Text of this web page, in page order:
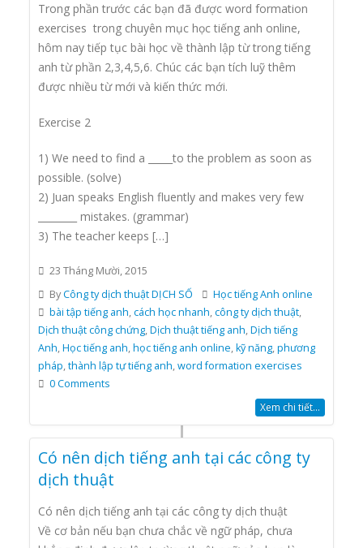
Trong phần trước các bạn đã được word formation
exercises trong chuyên mục học tiếng anh online,
hôm nay tiếp tục bài học về thành lập từ trong tiếng
anh từ phần 2,3,4,5,6. Chúc các bạn tích luỹ thêm
được nhiều từ mới và kiến thức mới.
Exercise 2
1) We need to find a _____to the problem as soon as
possible. (solve)
2) Juan speaks English fluently and makes very few
________ mistakes. (grammar)
3) The teacher keeps […]
23 Tháng Mười, 2015
ByCông ty dịch thuật DỊCH SỐ
Học tiếng Anh online
bài tập tiếng anh,cách học nhanh,công ty dịch thuật,
Dịch thuật công chứng,Dịch thuật tiếng anh,Dịch tiếng
Anh,Học tiếng anh,học tiếng anh online,kỹ năng,phương
pháp,thành lập tự tiếng anh,word formation exercises
0 Comments
Xem chi tiết...
Có nên dịch tiếng anh tại các công ty
dịch thuật
Có nên dịch tiếng anh tại các công ty dịch thuật
Về cơ bản nếu bạn chưa chắc về ngữ pháp, chưa